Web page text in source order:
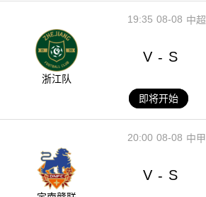
08-08
19:35 中超
浙江队
V - S
即将开始
08-08
20:00 中甲
V - S